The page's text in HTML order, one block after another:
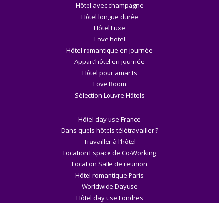
Hôtel avec champagne
Hôtel longue durée
Hôtel Luxe
Love hotel
Hôtel romantique en journée
Appart’hôtel en journée
Hôtel pour amants
Love Room
Sélection Louvre Hôtels
Hôtel day use France
Dans quels hôtels télétravailler ?
Travailler à l’hôtel
Location Espace de Co-Working
Location Salle de réunion
Hôtel romantique Paris
Worldwide Dayuse
Hôtel day use Londres